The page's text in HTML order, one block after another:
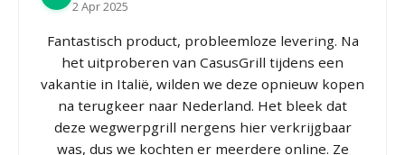
2 Apr 2025
Fantastisch product, probleemloze levering. Na
het uitproberen van CasusGrill tijdens een
vakantie in Italië, wilden we deze opnieuw kopen
na terugkeer naar Nederland. Het bleek dat
deze wegwerpgrill nergens hier verkrijgbaar
was, dus we kochten er meerdere online. Ze